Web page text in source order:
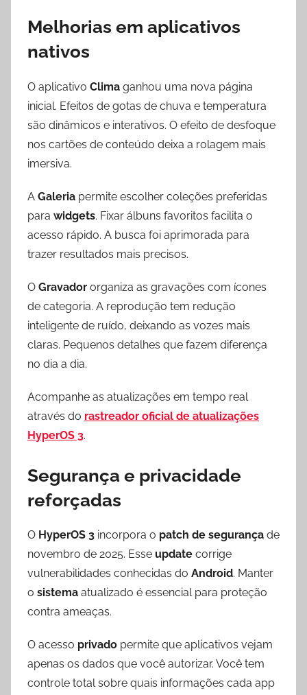
Melhorias em aplicativos
nativos
O aplicativo Clima ganhou uma nova página
inicial. Efeitos de gotas de chuva e temperatura
são dinâmicos e interativos. O efeito de desfoque
nos cartões de conteúdo deixa a rolagem mais
imersiva.
A Galeria permite escolher coleções preferidas
para widgets. Fixar álbuns favoritos facilita o
acesso rápido. A busca foi aprimorada para
trazer resultados mais precisos.
O Gravador organiza as gravações com ícones
de categoria. A reprodução tem redução
inteligente de ruído, deixando as vozes mais
claras. Pequenos detalhes que fazem diferença
no dia a dia.
Acompanhe as atualizações em tempo real
através do rastreador oficial de atualizações
HyperOS 3.
Segurança e privacidade
reforçadas
O HyperOS 3 incorpora o patch de segurança de
novembro de 2025. Esse update corrige
vulnerabilidades conhecidas do Android. Manter
o sistema atualizado é essencial para proteção
contra ameaças.
O acesso privado permite que aplicativos vejam
apenas os dados que você autorizar. Você tem
controle total sobre quais informações cada app